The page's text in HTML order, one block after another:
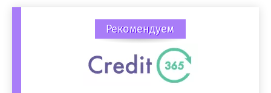
Рекомендуем